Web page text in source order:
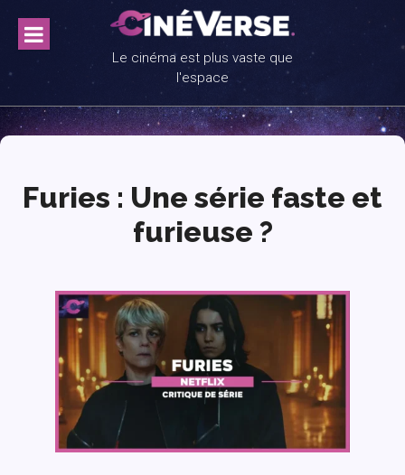
content
Le cinéma est plus vaste que
l'espace
Furies : Une série faste et
furieuse ?